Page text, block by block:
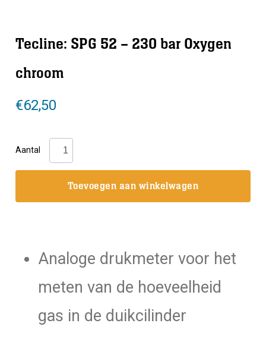
Tecline: SPG 52 – 230 bar Oxygen
chroom
€62,50
Aantal
Tecline:
SPG
chroom
aantal
Toevoegen aan winkelwagen
Analoge drukmeter voor het
meten van de hoeveelheid
gas in de duikcilinder